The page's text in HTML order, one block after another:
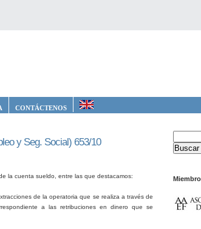
CONTÁCTENOS
y Seg. Social) 653/10
la cuenta sueldo, entre las que destacamos:
de la operatoria que se realiza a través de
a las retribuciones en dinero que se